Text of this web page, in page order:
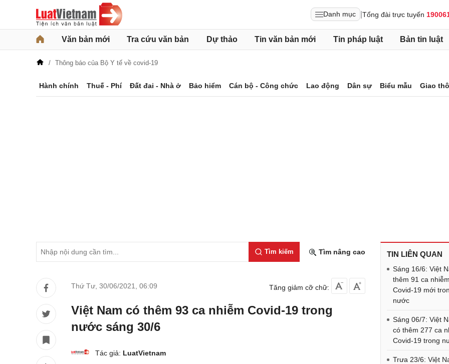
Danh mục Tổng đài trực tuyến
Văn bản mới Tra cứu văn bản Dự thảo Tin văn bản mới Tin pháp luật Bản tin luật
Thông báo của Bộ Y tế về covid-19
Hành chính Thuế - Phí Đất đai - Nhà ở Bảo hiểm Cán bộ - Công chức Lao động Dân sự Biểu mẫu Giao
Tìm kiếm Tìm nâng cao
Thứ Tư, 30/06/2021 06:09 Tăng giảm cỡ chữ:
Việt Nam có thêm 93 ca nhiễm Covid-19 trong
nước sáng 30/6
Tác giả: LuatVietnam
TIN LIÊN QUAN
Sáng 16/6: Việt
thêm 91 ca nhiễm
Covid-19 mới
nước
Sáng 06/7: Việt
có thêm 277 ca
Covid-19 trong
Trưa 23/6: Việt